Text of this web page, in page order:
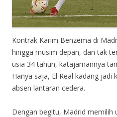
Kontrak Karim Benzema di
hingga musim depan, dan tak
usia 34 tahun, katajamannya
Hanya saja, El Real kadang jadi
absen lantaran cedera.
Dengan begitu, Madrid memilih